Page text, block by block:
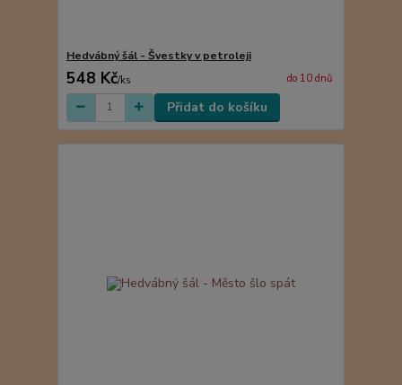
Hedvábný šál - Švestky v petroleji
548 Kč/ks do 10 dnů
Přidat do košíku